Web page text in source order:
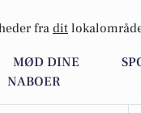
fra dit
MØD DINE
NABOER